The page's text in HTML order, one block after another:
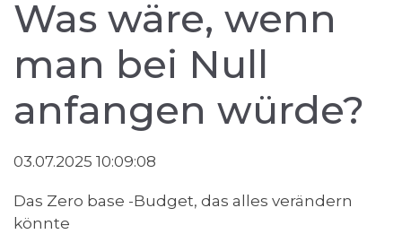
Was wäre, wenn
man bei Null
anfangen würde?
03.07.2025 10:09:08
Das Zero base -Budget, das alles verändern
könnte